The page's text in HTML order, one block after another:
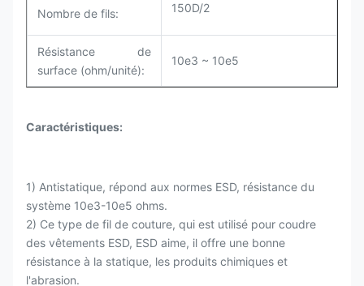
Nombre de fils: 150D/2
Résistance de
surface (ohm/unité):
10e3 ~ 10e5
Caractéristiques:
1) Antistatique, répond aux normes ESD, résistance du
système 10e3-10e5 ohms.
2) Ce type de fil de couture, qui est utilisé pour coudre
des vêtements ESD, ESD aime, il offre une bonne
résistance à la statique, les produits chimiques et
l'abrasion.